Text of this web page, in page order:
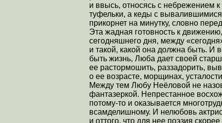
и ввысь, относясь с небрежением
туфельки, а кеды с
прикорнет на минутку, словно
Эта жадная готовность к
сегодняшнего дня, между
и такой, какой она должна быть. И
быть жизнь, Люба дает своей
ее растормошить, раззадорить,
о ее возрасте, морщинах,
Между тем Любу Неёловой не
фантазеркой. Непрестанное
потому-то и оказывается
всамделишному. И нелюбовь
и оттого, что для нее поэзия